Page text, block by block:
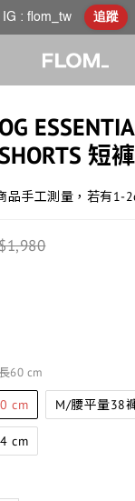
短
品手工測量，若有1-
60 cm
cm M/腰平量38
cm
IG : flom_tw 追蹤